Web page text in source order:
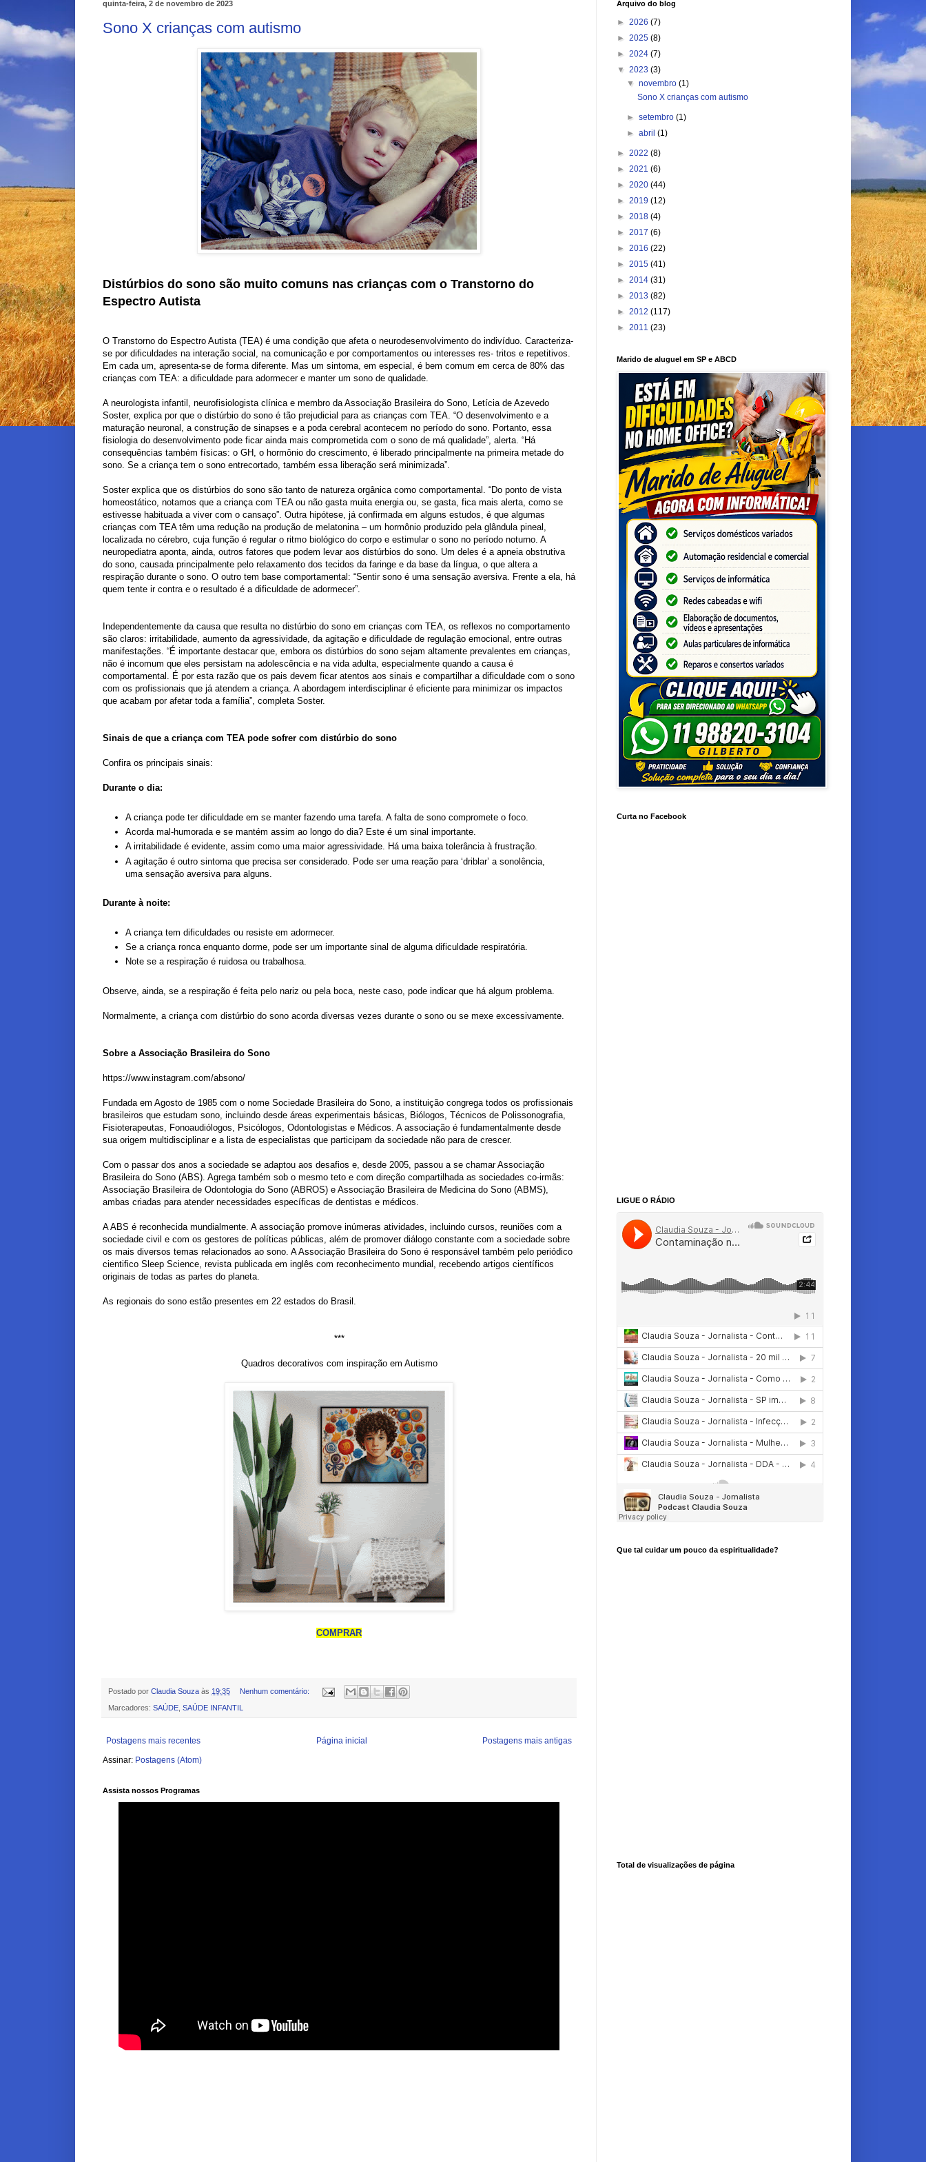
quinta-feira, 2 de novembro de 2023
Sono X crianças com autismo
Distúrbios do sono são muito comuns nas crianças com o Transtorno do
Espectro Autista
O Transtorno do Espectro Autista (TEA) é uma condição que afeta o neurodesenvolvimento do indivíduo. Caracteriza-
se por dificuldades na interação social, na comunicação e por comportamentos ou interesses res- tritos e repetitivos.
Em cada um, apresenta-se de forma diferente. Mas um sintoma, em especial, é bem comum em cerca de 80% das
crianças com TEA: a dificuldade para adormecer e manter um sono de qualidade.
A neurologista infantil, neurofisiologista clínica e membro da Associação Brasileira do Sono, Letícia de Azevedo
Soster, explica por que o distúrbio do sono é tão prejudicial para as crianças com TEA. “O desenvolvimento e a
maturação neuronal, a construção de sinapses e a poda cerebral acontecem no período do sono. Portanto, essa
fisiologia do desenvolvimento pode ficar ainda mais comprometida com o sono de má qualidade”, alerta. “Há
consequências também físicas: o GH, o hormônio do crescimento, é liberado principalmente na primeira metade do
sono. Se a criança tem o sono entrecortado, também essa liberação será minimizada”.
Soster explica que os distúrbios do sono são tanto de natureza orgânica como comportamental. “Do ponto de vista
homeostático, notamos que a criança com TEA ou não gasta muita energia ou, se gasta, fica mais alerta, como se
estivesse habituada a viver com o cansaço”. Outra hipótese, já confirmada em alguns estudos, é que algumas
crianças com TEA têm uma redução na produção de melatonina – um hormônio produzido pela glândula pineal,
localizada no cérebro, cuja função é regular o ritmo biológico do corpo e estimular o sono no período noturno. A
neuropediatra aponta, ainda, outros fatores que podem levar aos distúrbios do sono. Um deles é a apneia obstrutiva
do sono, causada principalmente pelo relaxamento dos tecidos da faringe e da base da língua, o que altera a
respiração durante o sono. O outro tem base comportamental: “Sentir sono é uma sensação aversiva. Frente a ela, há
quem tente ir contra e o resultado é a dificuldade de adormecer”.
Independentemente da causa que resulta no distúrbio do sono em crianças com TEA, os reflexos no comportamento
são claros: irritabilidade, aumento da agressividade, da agitação e dificuldade de regulação emocional, entre outras
manifestações. “É importante destacar que, embora os distúrbios do sono sejam altamente prevalentes em crianças,
não é incomum que eles persistam na adolescência e na vida adulta, especialmente quando a causa é
comportamental. É por esta razão que os pais devem ficar atentos aos sinais e compartilhar a dificuldade com o sono
com os profissionais que já atendem a criança. A abordagem interdisciplinar é eficiente para minimizar os impactos
que acabam por afetar toda a família”, completa Soster.
Sinais de que a criança com TEA pode sofrer com distúrbio do sono
Confira os principais sinais:
Durante o dia:
A criança pode ter dificuldade em se manter fazendo uma tarefa. A falta de sono compromete o foco.
Acorda mal-humorada e se mantém assim ao longo do dia? Este é um sinal importante.
A irritabilidade é evidente, assim como uma maior agressividade. Há uma baixa tolerância à frustração.
A agitação é outro sintoma que precisa ser considerado. Pode ser uma reação para ‘driblar’ a sonolência,
uma sensação aversiva para alguns.
Durante à noite:
A criança tem dificuldades ou resiste em adormecer.
Se a criança ronca enquanto dorme, pode ser um importante sinal de alguma dificuldade respiratória.
Note se a respiração é ruidosa ou trabalhosa.
Observe, ainda, se a respiração é feita pelo nariz ou pela boca, neste caso, pode indicar que há algum problema.
Normalmente, a criança com distúrbio do sono acorda diversas vezes durante o sono ou se mexe excessivamente.
Sobre a Associação Brasileira do Sono
https://www.instagram.com/absono/
Fundada em Agosto de 1985 com o nome Sociedade Brasileira do Sono, a instituição congrega todos os profissionais
brasileiros que estudam sono, incluindo desde áreas experimentais básicas, Biólogos, Técnicos de Polissonografia,
Fisioterapeutas, Fonoaudiólogos, Psicólogos, Odontologistas e Médicos. A associação é fundamentalmente desde
sua origem multidisciplinar e a lista de especialistas que participam da sociedade não para de crescer.
Com o passar dos anos a sociedade se adaptou aos desafios e, desde 2005, passou a se chamar Associação
Brasileira do Sono (ABS). Agrega também sob o mesmo teto e com direção compartilhada as sociedades co-irmãs:
Associação Brasileira de Odontologia do Sono (ABROS) e Associação Brasileira de Medicina do Sono (ABMS),
ambas criadas para atender necessidades específicas de dentistas e médicos.
A ABS é reconhecida mundialmente. A associação promove inúmeras atividades, incluindo cursos, reuniões com a
sociedade civil e com os gestores de políticas públicas, além de promover diálogo constante com a sociedade sobre
os mais diversos temas relacionados ao sono. A Associação Brasileira do Sono é responsável também pelo periódico
cientifico Sleep Science, revista publicada em inglês com reconhecimento mundial, recebendo artigos científicos
originais de todas as partes do planeta.
As regionais do sono estão presentes em 22 estados do Brasil.
***
Quadros decorativos com inspiração em Autismo
COMPRAR
Postado por Claudia Souza às 19:35 Nenhum comentário:
Marcadores: SAÚDE SAÚDE INFANTIL
Postagens mais recentes Postagens mais antigas
Página inicial
Assinar: Postagens (Atom)
Assista nossos Programas
Arquivo do blog
► 2026 (7)
► 2025 (8)
► 2024 (7)
▼ 2023 (3)
▼novembro(1)
Sono X crianças com autismo
►setembro(1)
►abril(1)
► 2022 (8)
► 2021 (6)
► 2020 (44)
► 2019 (12)
► 2018 (4)
► 2017 (6)
► 2016 (22)
► 2015 (41)
► 2014 (31)
► 2013 (82)
► 2012 (117)
► 2011 (23)
Marido de aluguel em SP e ABCD
Curta no Facebook
LIGUE O RÁDIO
Que tal cuidar um pouco da espiritualidade?
Total de visualizações de página